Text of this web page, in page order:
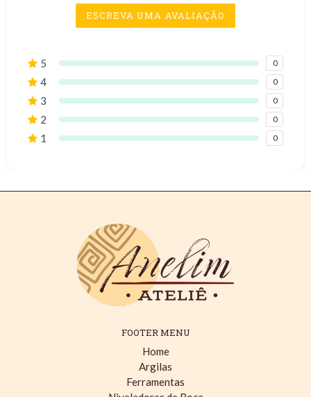
ESCREVA UMA AVALIAÇÃO
5 0
4 0
3 0
2 0
1 0
FOOTER MENU
Home
Argilas
Ferramentas